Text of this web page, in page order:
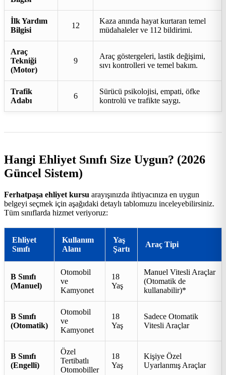
İlk Yardım
Bilgisi
12
Kaza anında hayat kurtaran temel
müdahaleler ve 112 bildirimi.
Araç
Tekniği
(Motor)
9
Araç göstergeleri, lastik değişimi,
sıvı kontrolleri ve temel bakım.
Trafik
Adabı
6
Sürücü psikolojisi, empati, öfke
kontrolü ve trafikte saygı.
Hangi Ehliyet Sınıfı Size Uygun? (2026
Güncel Sistem)
Ferhatpaşa ehliyet kursu arayışınızda ihtiyacınıza en uygun
belgeyi seçmek için aşağıdaki detaylı tablomuzu inceleyebilirsiniz.
Tüm sınıflarda hizmet veriyoruz:
Ehliyet
Sınıfı
Kullanım
Alanı
Yaş
Şartı
Araç Tipi
B Sınıfı
(Manuel)
Otomobil
ve
Kamyonet
18
Yaş
Manuel Vitesli Araçlar
(Otomatik de
kullanabilir)*
B Sınıfı
(Otomatik)
Otomobil
ve
Kamyonet
18
Yaş
Sadece Otomatik
Vitesli Araçlar
B Sınıfı
(Engelli)
Özel
Tertibatlı
Otomobiller
18
Yaş
Kişiye Özel
Uyarlanmış Araçlar